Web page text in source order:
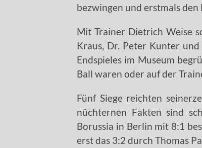
bezwingen und erstmals
Mit Trainer Dietrich Weise
Kraus, Dr. Peter Kunter
Endspieles im Museum
Ball waren oder auf der
Fünf Siege reichten
nüchternen Fakten sind
Borussia in Berlin mit 8:1
erst das 3:2 durch Thomas